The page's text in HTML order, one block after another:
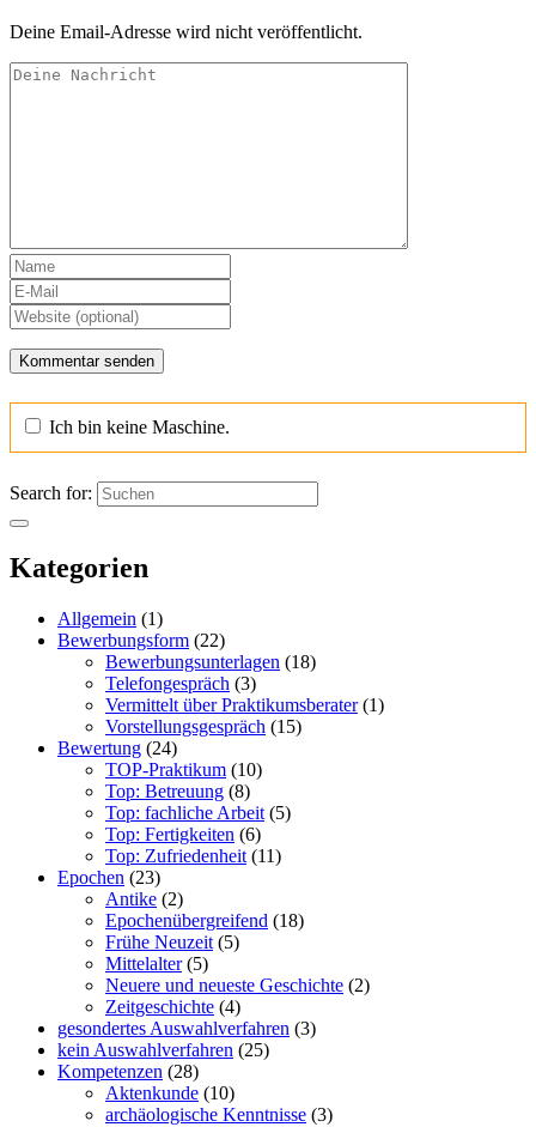
Deine Email-Adresse wird nicht veröffentlicht.
Ich bin keine Maschine.
Search for:
Kategorien
Allgemein (1)
Bewerbungsform (22)
Bewerbungsunterlagen (18)
Telefongespräch (3)
Vermittelt über Praktikumsberater(1)
Vorstellungsgespräch (15)
Bewertung (24)
TOP-Praktikum (10)
Top: Betreuung (8)
Top: fachliche Arbeit (5)
Top: Fertigkeiten (6)
Top: Zufriedenheit (11)
Epochen (23)
Antike (2)
Epochenübergreifend (18)
Frühe Neuzeit (5)
Mittelalter(5)
Neuere und neueste Geschichte (2)
Zeitgeschichte (4)
gesondertes Auswahlverfahren (3)
kein Auswahlverfahren (25)
Kompetenzen (28)
Aktenkunde (10)
archäologische Kenntnisse (3)